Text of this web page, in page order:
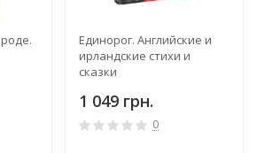
Единорог. Английские и
ирландские стихи и
сказки
1 049 грн.
0